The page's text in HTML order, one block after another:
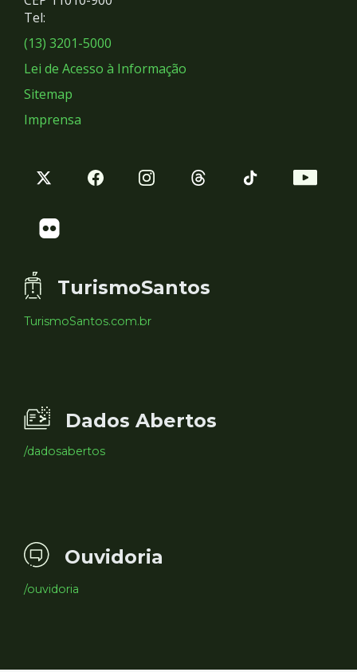
Sociais
Tel:
(13) 3201-5000
Lei de Acesso à Informação
Sitemap
Imprensa
TurismoSantos
TurismoSantos.com.br
Dados Abertos
/dadosabertos
Ouvidoria
/ouvidoria